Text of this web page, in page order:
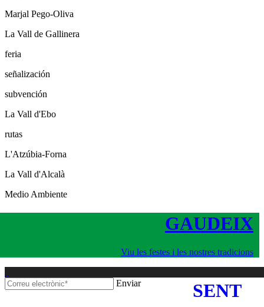
Marjal Pego-Oliva
La Vall de Gallinera
feria
señalización
subvención
La Vall d'Ebo
rutas
L'Atzúbia-Forna
La Vall d'Alcalà
Medio Ambiente
GAUDEIX
Viu les festes i les nostres tradicions
SENT
Enviar